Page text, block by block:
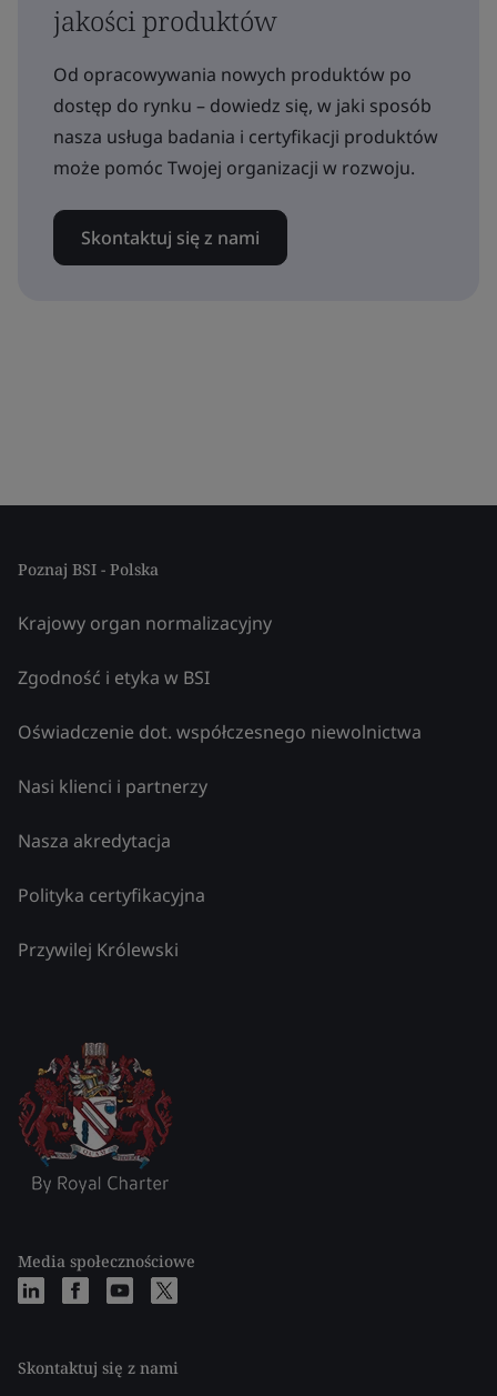
jakości produktów
Od opracowywania nowych produktów po
dostęp do rynku – dowiedz się, w jaki sposób
nasza usługa badania i certyfikacji produktów
może pomóc Twojej organizacji w rozwoju.
Skontaktuj się z nami
Poznaj BSI - Polska
Krajowy organ normalizacyjny
Zgodność i etyka w BSI
Oświadczenie dot. współczesnego niewolnictwa
Nasi klienci i partnerzy
Nasza akredytacja
Polityka certyfikacyjna
Przywilej Królewski
Media społecznościowe
Skontaktuj się z nami